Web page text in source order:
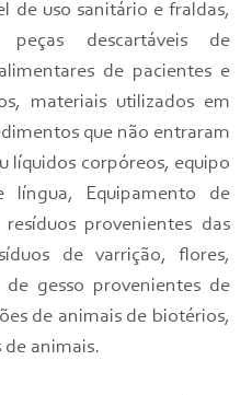
de uso sanitário e fraldas,
peças descartáveis de
de pacientes e
materiais utilizados em
que não entraram
líquidos corpóreos, equipo
língua, Equipamento de
provenientes das
de varrição, flores,
gesso provenientes de
de animais de biotérios,
de animais.